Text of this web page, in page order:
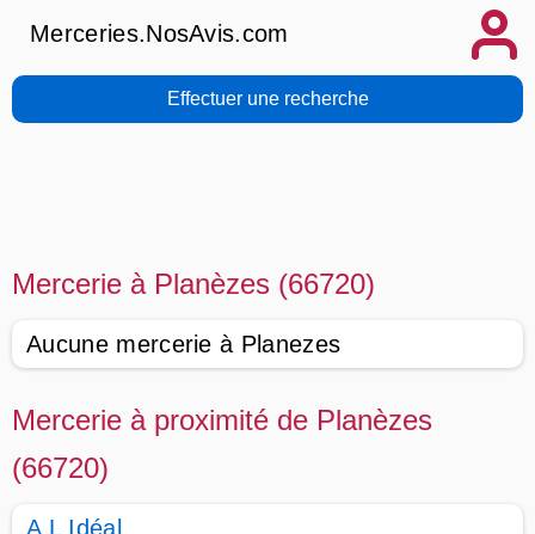
Merceries.NosAvis.com
Effectuer une recherche
Mercerie à Planèzes (66720)
Aucune mercerie à Planezes
Mercerie à proximité de Planèzes
(66720)
A L Idéal